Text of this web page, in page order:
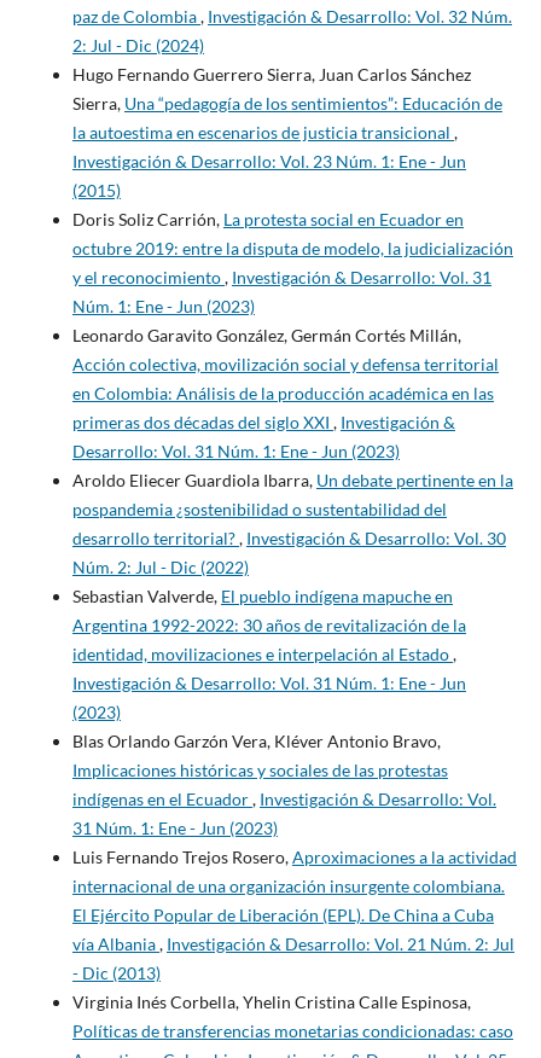
paz de Colombia, Investigación & Desarrollo: Vol. 32 Núm.
2: Jul - Dic (2024)
Hugo Fernando Guerrero Sierra, Juan Carlos Sánchez
Sierra, Una “pedagogía de los sentimientos”: Educación de
la autoestima en escenarios de justicia transicional ,
Investigación & Desarrollo: Vol. 23 Núm. 1: Ene - Jun
(2015)
Doris Soliz Carrión, La protesta social en Ecuador en
octubre 2019: entre la disputa de modelo, la judicialización
y el reconocimiento, Investigación & Desarrollo: Vol. 31
Núm. 1: Ene - Jun (2023)
Leonardo Garavito González, Germán Cortés Millán,
Acción colectiva, movilización social y defensa territorial
en Colombia: Análisis de la producción académica en las
primeras dos décadas del siglo XXI , Investigación &
Desarrollo: Vol. 31 Núm. 1: Ene - Jun (2023)
Aroldo Eliecer Guardiola Ibarra, Un debate pertinente en la
pospandemia ¿sostenibilidad o sustentabilidad del
desarrollo territorial?, Investigación & Desarrollo: Vol. 30
Núm. 2: Jul - Dic (2022)
Sebastian Valverde, El pueblo indígena mapuche en
Argentina 1992-2022: 30 años de revitalización de la
identidad, movilizaciones e interpelación al Estado,
Investigación & Desarrollo: Vol. 31 Núm. 1: Ene - Jun
(2023)
Blas Orlando Garzón Vera, Kléver Antonio Bravo,
Implicaciones históricas y sociales de las protestas
indígenas en el Ecuador, Investigación & Desarrollo: Vol.
31 Núm. 1: Ene - Jun (2023)
Luis Fernando Trejos Rosero,Aproximaciones a la actividad
internacional de una organización insurgente colombiana.
El Ejército Popular de Liberación (EPL). De China a Cuba
vía Albania, Investigación & Desarrollo: Vol. 21 Núm. 2: Jul
- Dic (2013)
Virginia Inés Corbella, Yhelin Cristina Calle Espinosa,
Políticas de transferencias monetarias condicionadas: caso